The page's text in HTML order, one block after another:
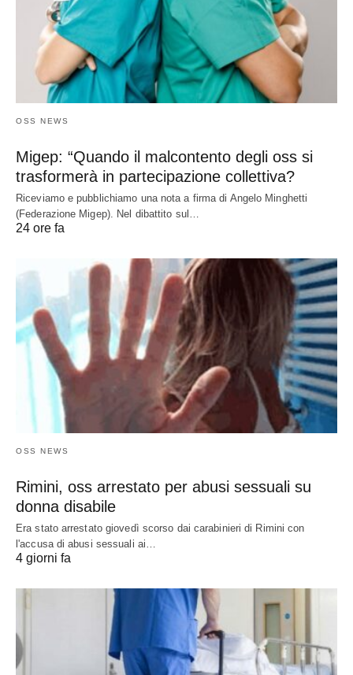
OSS NEWS
Migep: “Quando il malcontento degli oss si
trasformerà in partecipazione collettiva?
Riceviamo e pubblichiamo una nota a firma di Angelo Minghetti
(Federazione Migep). Nel dibattito sul…
24 ore fa
OSS NEWS
Rimini, oss arrestato per abusi sessuali su
donna disabile
Era stato arrestato giovedì scorso dai carabinieri di Rimini con
l'accusa di abusi sessuali ai…
4 giorni fa